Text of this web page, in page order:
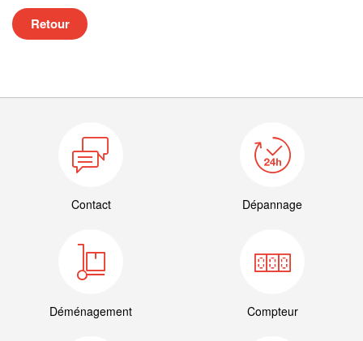
Retour
Contact Dépannage
Déménagement Compteur